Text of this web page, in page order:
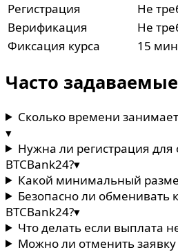
Регистрация
Не
Верификация
Не
Фиксация курса
15 мин
Часто
Сколько времени
▾
Нужна ли регистрация
BTCBank24?▾
Какой минимальный
Безопасно ли обменивать
BTCBank24?▾
Что делать если выплата
Можно ли отменить